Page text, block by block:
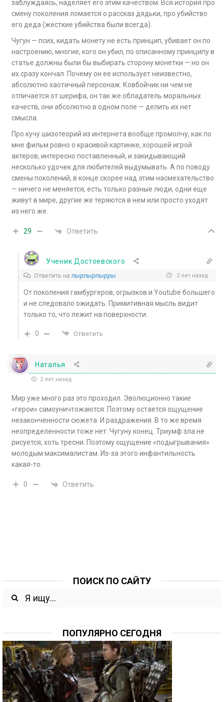
ПОИСК ПО САЙТУ
ПОПУЛЯРНО СЕГОДНЯ
заблуждаясь, наделяет его этим качеством. Вся история про
смену поколения ломается о рассказ дядьки, про убийство
его деда (жесткие убийства были всегда).
Чугун — псих, кидать монету не есть принцип, убивает он по
настроению, многие, кого он убил, по описанному принципу в
статье должны были бы выбирать сторону монетки — но он
их сразу кончал. Почему он ее использует неизвестно,
абсолютно хаотичный персонаж. Ковбойчик ни чем не
отличается от шерифа, он так же обладатель моральных
качеств, они абсолютно в одном поле — делить их нет
смысла.
Про кучу шизотеорий из интернета вообще промолчу, как по
мне фильм ровно о красивой картинке, хорошей игрой
актеров, интересно поставленный, и закидывающий
несколько удочек для любителей выдумывать. А по поводу
смены поколений, в конце скорее над этим насмехательство
— ничего не меняется, есть только разные люди, одни еще
живут в мире, другие же теряются в нем или просто уходят
из него же.
29 Ответить
Ученик Достоевского
Ответить на пырпырпырры 2 лет назад
От поколения гамбургеров, огрызков и Youtube большего
и не следовало ожидать. Примитивная мысль видит
только то, что лежит на поверхности.
0 Ответить
Наталья
2 лет назад
Мир уже много раз это проходил. Эволюционно такие
«герои» самоуничтожаются. Поэтому остается ощущение
незаконченности сюжета. И раздражения. В то же время
неопределенности тоже нет. Чугуну конец. Триумф зла не
рисуется, хоть тресни. Поэтому ощущение «подыгрывания»
молодым максималистам. Из-за этого инфантильность
какая-то.
0 Ответить